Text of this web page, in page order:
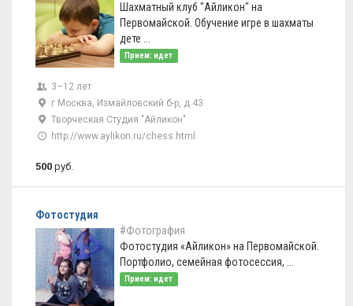
Шахматный клуб "Айликон" на
Первомайской. Обучение игре в шахматы
дете ...
Прием: идет
3–12 лет
г Москва, Измайловский б-р, д 43
Творческая Студия "Айликон"
http://www.aylikon.ru/chess.html
500 руб.
Фотостудия
#Фотография
Фотостудия «Айликон» на Первомайской.
Портфолио, семейная фотосессия, ...
Прием: идет